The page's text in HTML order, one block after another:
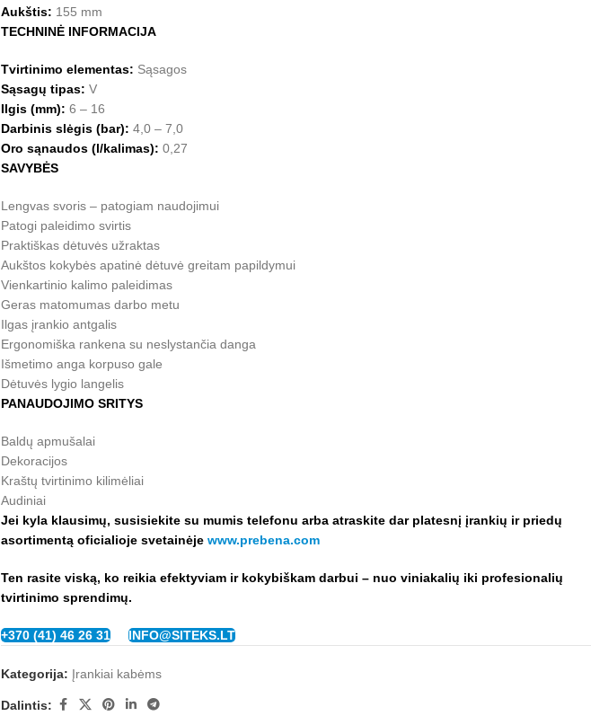
Aukštis: 155 mm
TECHNINĖ INFORMACIJA
Tvirtinimo elementas: Sąsagos
Sąsagų tipas: V
Ilgis (mm): 6 – 16
Darbinis slėgis (bar): 4,0 – 7,0
Oro sąnaudos (l/kalimas): 0,27
SAVYBĖS
Lengvas svoris – patogiam naudojimui
Patogi paleidimo svirtis
Praktiškas dėtuvės užraktas
Aukštos kokybės apatinė dėtuvė greitam papildymui
Vienkartinio kalimo paleidimas
Geras matomumas darbo metu
Ilgas įrankio antgalis
Ergonomiška rankena su neslystančia danga
Išmetimo anga korpuso gale
Dėtuvės lygio langelis
PANAUDOJIMO SRITYS
Baldų apmušalai
Dekoracijos
Kraštų tvirtinimo kilimėliai
Audiniai
Jei kyla klausimų, susisiekite su mumis telefonu arba atraskite dar platesnį įrankių ir priedų
asortimentą oficialioje svetainėje www.prebena.com
Ten rasite viską, ko reikia efektyviam ir kokybiškam darbui – nuo viniakalių iki profesionalių
tvirtinimo sprendimų.
+370 (41) 46 26 31 INFO@SITEKS.LT
Kategorija: Įrankiai kabėms
Dalintis: